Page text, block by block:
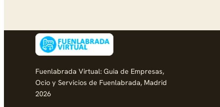
Fuenlabrada Virtual: Guia de Empresas,
Ocio y Servicios de Fuenlabrada, Madrid
2026